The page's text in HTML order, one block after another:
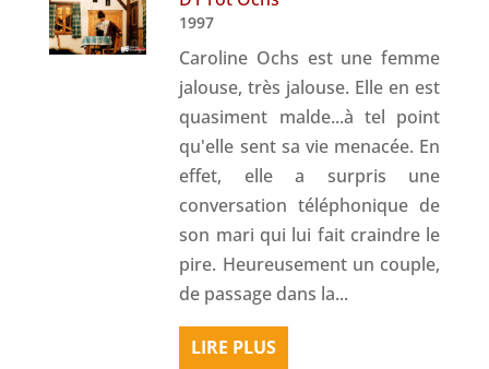
1997
Caroline Ochs est une femme
jalouse, très jalouse. Elle en est
quasiment malde...à tel point
qu'elle sent sa vie menacée. En
effet, elle a surpris une
conversation téléphonique de
son mari qui lui fait craindre le
pire. Heureusement un couple,
de passage dans la...
LIRE PLUS